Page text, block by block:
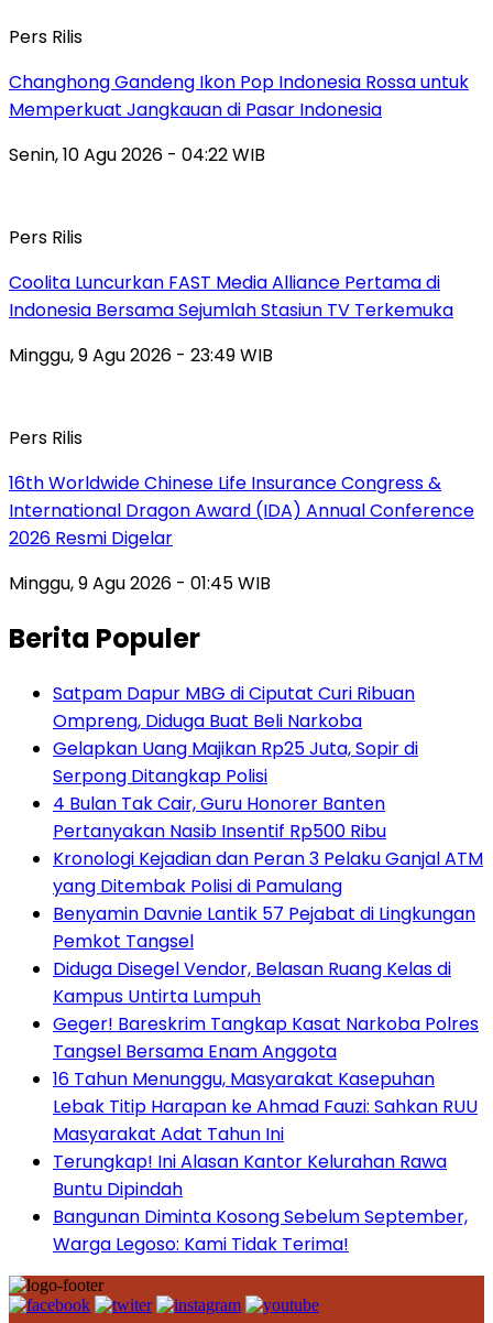
Pers Rilis
Changhong Gandeng Ikon Pop Indonesia Rossa untuk
Memperkuat Jangkauan di Pasar Indonesia
Senin, 10 Agu 2026 - 04:22 WIB
Pers Rilis
Coolita Luncurkan FAST Media Alliance Pertama di
Indonesia Bersama Sejumlah Stasiun TV Terkemuka
Minggu, 9 Agu 2026 - 23:49 WIB
Pers Rilis
16th Worldwide Chinese Life Insurance Congress &
International Dragon Award (IDA) Annual Conference
2026 Resmi Digelar
Minggu, 9 Agu 2026 - 01:45 WIB
Berita Populer
Satpam Dapur MBG di Ciputat Curi Ribuan
Ompreng, Diduga Buat Beli Narkoba
Gelapkan Uang Majikan Rp25 Juta, Sopir di
Serpong Ditangkap Polisi
4 Bulan Tak Cair, Guru Honorer Banten
Pertanyakan Nasib Insentif Rp500 Ribu
Kronologi Kejadian dan Peran 3 Pelaku Ganjal ATM
yang Ditembak Polisi di Pamulang
Benyamin Davnie Lantik 57 Pejabat di Lingkungan
Pemkot Tangsel
Diduga Disegel Vendor, Belasan Ruang Kelas di
Kampus Untirta Lumpuh
Geger! Bareskrim Tangkap Kasat Narkoba Polres
Tangsel Bersama Enam Anggota
16 Tahun Menunggu, Masyarakat Kasepuhan
Lebak Titip Harapan ke Ahmad Fauzi: Sahkan RUU
Masyarakat Adat Tahun Ini
Terungkap! Ini Alasan Kantor Kelurahan Rawa
Buntu Dipindah
Bangunan Diminta Kosong Sebelum September,
Warga Legoso: Kami Tidak Terima!